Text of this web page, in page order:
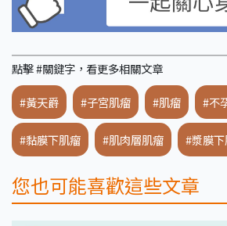
點擊 #關鍵字，看更多相關文章
#黃天爵 #子宮肌瘤 #肌瘤 #不
#黏膜下肌瘤 #肌肉層肌瘤 #漿膜
您也可能喜歡這些文章